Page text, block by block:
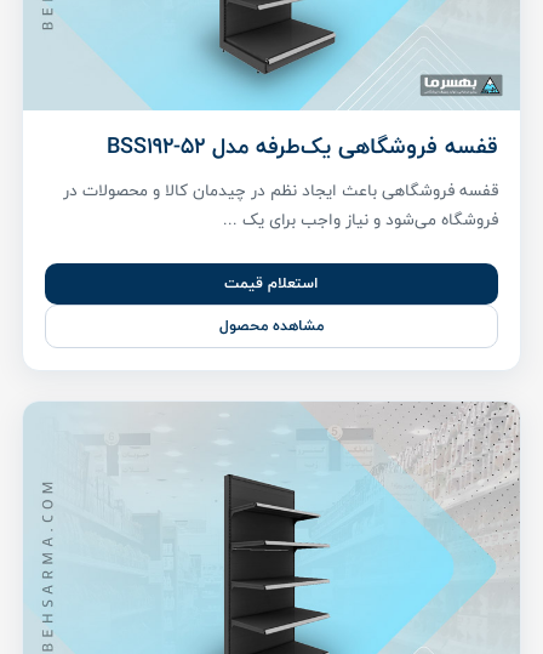
قفسه فروشگاهی یک‌طرفه مدل BSS192-52
قفسه فروشگاهی باعث ایجاد نظم در چیدمان کالا و محصولات در
فروشگاه می‌شود و نیاز واجب برای یک ...
استعلام قیمت
مشاهده محصول